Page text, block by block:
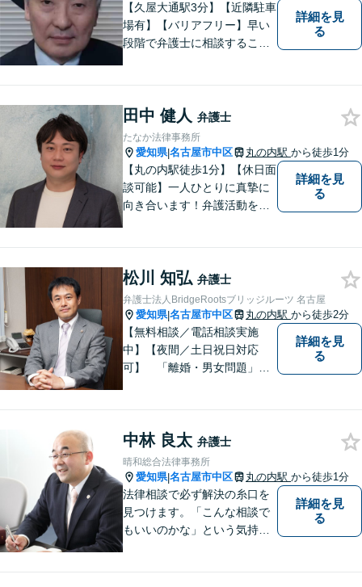
【久屋大通駅3分】【近隣駐車
場有】【バリアフリー】早い
段階で弁護士に相談すること
た知識と経験を活かして、よ
り良い解決に向けて尽力いた
します。
詳細を見
る
田中 健人 弁護士
たなか法律事務所
愛知県|名古屋市中区 丸の内駅 から徒歩1分
【丸の内駅徒歩1分】【休日面
談可能】一人ひとりに真摯に
向き合います！弁護活動を行
解決を意識しております。
【ビデオ面談可能】
詳細を見
る
松川 知弘 弁護士
弁護士法人BridgeRootsブリッジルーツ 名古屋
愛知県|名古屋市中区 丸の内駅 から徒歩2分
【無料相談／電話相談実施
中】【夜間／土日祝日対応
可】 「離婚・男女問題」
弁護士と事務職員が力を合わ
せ、依頼者のみなさまに満足
していただけるようサポート
いたします！
詳細を見
る
中林 良太 弁護士
晴和総合法律事務所
愛知県|名古屋市中区 丸の内駅 から徒歩1分
法律相談で必ず解決の糸口を
見つけます。「こんな相談で
もいいのかな」という気持ち
詳細を見
る